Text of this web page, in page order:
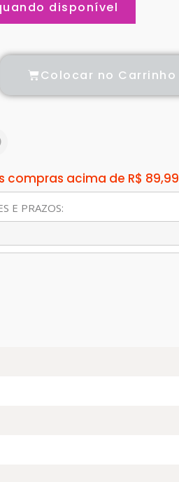
disponível
Colocar no Carrinho
compras acima de R$ 89,99
E PRAZOS: